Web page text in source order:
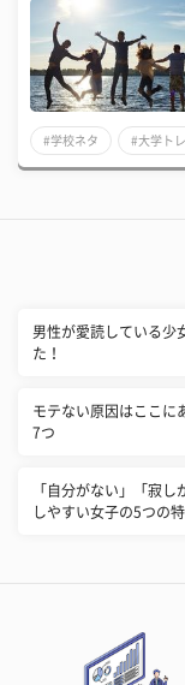
#学校ネタ #大学ト
男性が愛読している少
た！
モテない原因はここに
7つ
「自分がない」「寂
しやすい女子の5つの